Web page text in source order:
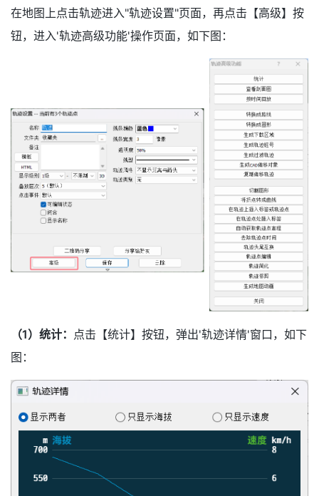
在地图上点击轨迹进入"轨迹设置"页面，再点击【高级】按
钮，进入'轨迹高级功能'操作页面，如下图：
（1）统计： 点击【统计】按钮，弹出'轨迹详情'窗口，如下
图：